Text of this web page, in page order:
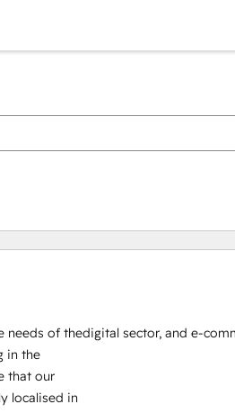
of thedigital sector, and e-
in the
that our
localised in